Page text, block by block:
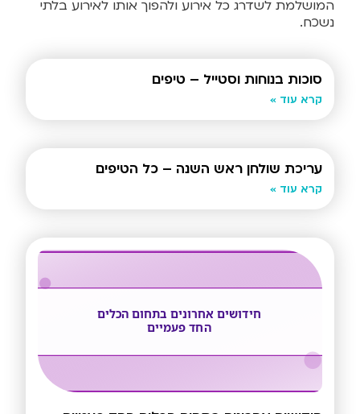
המושלמת לשדרג כל אירוע ולהפוך אותו לאירוע בלתי
נשכח.
סוכות בנוחות וסטייל – טיפים
קרא עוד »
עריכת שולחן ראש השנה – כל הטיפים
קרא עוד »